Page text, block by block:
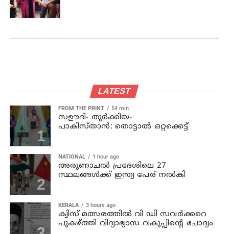
LATEST
FROM THE PRINT 54 min
സഊദി- തുർക്കിയ-
പാകിസ്താൻ: തൊട്ടാൽ ഒറ്റക്കെട്ട്
NATIONAL 1 hour ago
അരുണാചല്‍ പ്രദേശിലെ 27
സ്ഥലങ്ങള്‍ക്ക് ഇന്ത്യ പേര് നല്‍കി
KERALA 3 hours ago
ക്വിസ് മത്സരത്തില്‍ വി ഡി സവര്‍ക്കറെ
പുകഴ്ത്തി വിദ്യാഭ്യാസ വകുപ്പിന്റെ ചോദ്യം